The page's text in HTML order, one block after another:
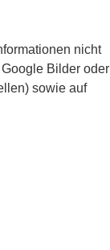
nicht
Bilder oder
sowie auf